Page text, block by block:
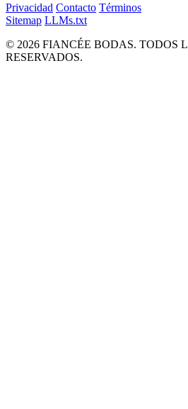
Privacidad Contacto Términos
Sitemap LLMs.txt
© 2026 FIANCÉE BODAS. TODOS
RESERVADOS.